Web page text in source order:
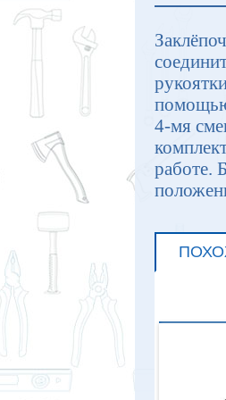
4-мя
работе.